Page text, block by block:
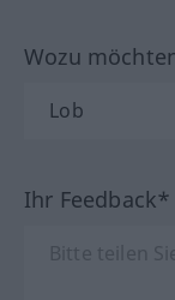
Wozu
Ihr Feedback*